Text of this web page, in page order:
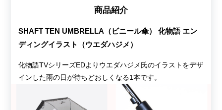
商品紹介
SHAFT TEN UMBRELLA（ビニール傘） 化物語 エン
ディングイラスト（ウエダハジメ）
化物語TVシリーズEDよりウエダハジメ氏のイラストをデザ
インした雨の日が待ちどおしくなる1本です。